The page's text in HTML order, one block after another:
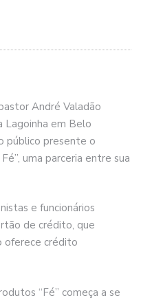
André Valadão
Lagoinha em Belo
público presente o
uma parceria entre sua
e funcionários
de crédito, que
oferece crédito
“Fé” começa a se